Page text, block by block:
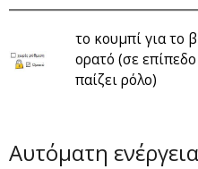
το κουμπί για το
ορατό (σε
παίζει ρόλο)
Αυτόματη ενέργεια